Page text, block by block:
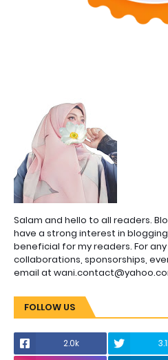
Salam and hello to all readers.
have a strong interest in
beneficial for my readers. For
collaborations, sponsorships,
email at
FOLLOW US
2.0k